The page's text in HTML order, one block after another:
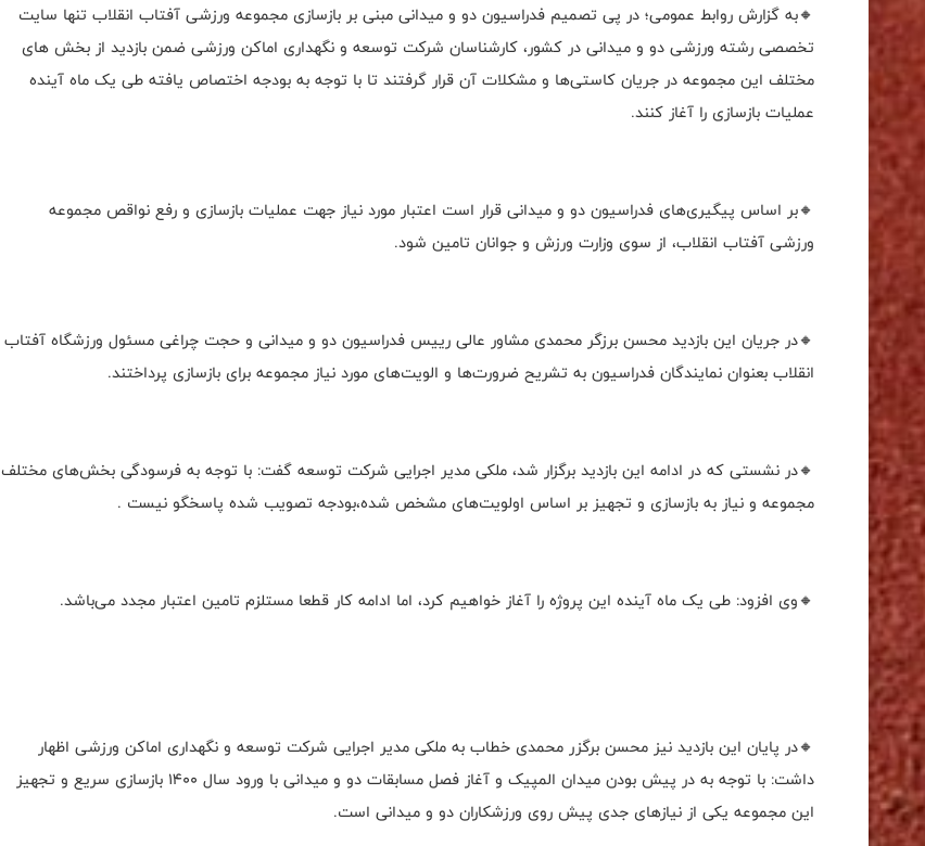
🔸به گزارش روابط عمومی؛ در پی تصمیم فدراسیون دو و میدانی مبنی بر بازسازی مجموعه ورزشی آفتاب انقلاب تنها سایت
تخصصی رشته ورزشی دو و میدانی در کشور، کارشناسان شرکت توسعه و نگهداری اماکن ورزشی ضمن بازدید از بخش ‌های
مختلف این مجموعه در جریان کاستی‌ها و مشکلات آن قرار گرفتند تا با توجه به بودجه اختصاص یافته طی یک ماه آینده
عملیات بازسازی را آغاز کنند.
🔸بر اساس پیگیری‌های فدراسیون دو و میدانی قرار است اعتبار مورد نیاز جهت عملیات بازسازی و رفع نواقص مجموعه
ورزشی آفتاب انقلاب، از سوی وزارت ورزش و جوانان تامین شود.
🔸در جریان این بازدید محسن برزگر محمدی مشاور عالی رییس فدراسیون دو و میدانی و حجت چراغی مسئول ورزشگاه آفتاب
انقلاب بعنوان نمایندگان فدراسیون به تشریح ضرورت‌ها و الویت‌های مورد نیاز مجموعه برای بازسازی پرداختند.
🔸در نشستی که در ادامه این بازدید برگزار شد، ملکی مدیر اجرایی شرکت توسعه گفت: با توجه به فرسودگی بخش‌‌های مختلف
مجموعه و نیاز به بازسازی و تجهیز بر اساس اولویت‌های مشخص شده،بودجه تصویب شده پاسخگو نیست .
🔸وی افزود: طی یک ماه آینده این پروژه را آغاز خواهیم کرد، اما ادامه کار قطعا مستلزم تامین اعتبار مجدد می‌باشد.
🔸در پایان این بازدید نیز محسن برگزر محمدی خطاب به ملکی مدیر اجرایی شرکت توسعه و نگهداری اماکن ورزشی اظهار
داشت: با توجه به در پیش بودن میدان المپیک و آغاز فصل مسابقات دو و میدانی با ورود سال ۱۴۰۰ بازسازی سریع و تجهیز
این مجموعه یکی از نیاز‌های جدی پیش روی ورزشکاران دو و میدانی است.